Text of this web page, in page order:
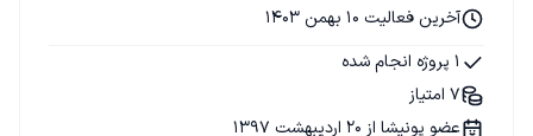
آخرین فعالیت 10 بهمن 1403
1 پروژه انجام شده
7 امتیاز
عضو پونیشا از 20 اردیبهشت 1397